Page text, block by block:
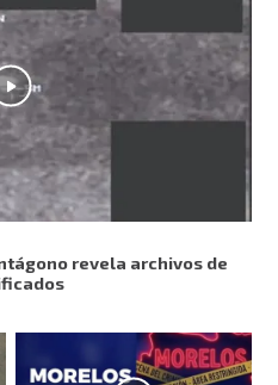
revela archivos de